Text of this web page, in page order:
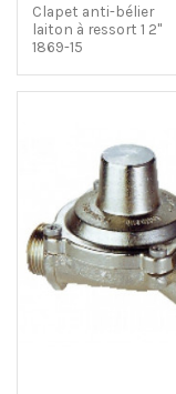
Clapet anti-bélier
laiton à ressort 1 2"
1869-15